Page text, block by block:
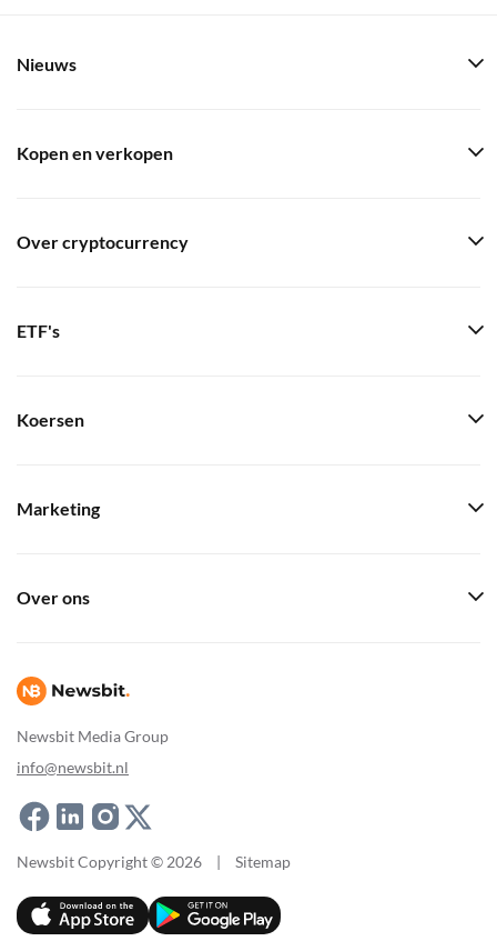
Newsbit Media Group
info@newsbit.nl
Nieuws
Kopen en verkopen
Over cryptocurrency
ETF's
Koersen
Marketing
Over ons
Newsbit Copyright © 2026 | Sitemap